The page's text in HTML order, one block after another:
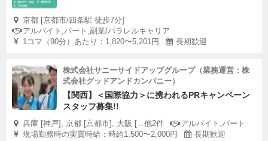
京都 [京都市/四条駅 徒歩7分]
アルバイト,パート,副業/パラレルキャリア
1コマ（90分）あたり：1,820〜5,201円
長期歓迎
株式会社サニーサイドアップグループ（業務運営：株
式会社グッドアンドカンパニー）
【関西】＜国際協力＞に携われるPRキャンペーン
スタッフ募集!!
兵庫 [神戸], 京都 [京都市], 大阪 [...他2件
アルバイト,パート
現場勤務時の実質時給：時給1,500〜2,000円
長期歓迎